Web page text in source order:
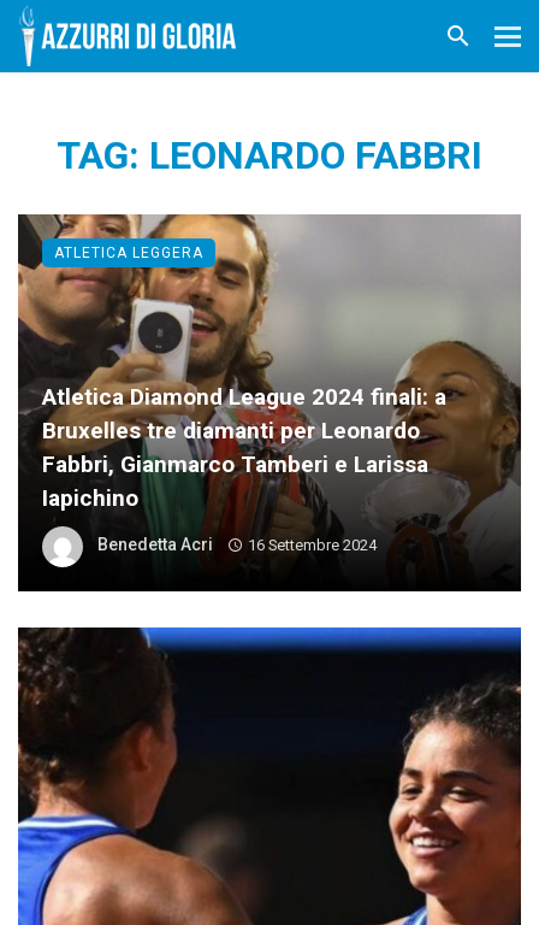
TAG: LEONARDO FABBRI
Atletica Diamond League 2024 finali: a
Bruxelles tre diamanti per Leonardo
Fabbri, Gianmarco Tamberi e Larissa
Iapichino
Benedetta Acri 16 Settembre 2024
ATLETICA LEGGERA